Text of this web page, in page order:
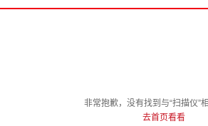
非常抱歉，没有找到与“扫描仪”
去首页看看